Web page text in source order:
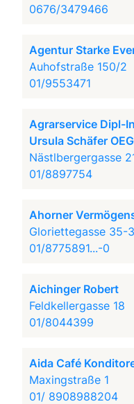
0676/3479466
Agentur Starke
Auhofstraße 150/2
01/9553471
Agrarservice Dipl-
Ursula Schäfer OEG
Nästlbergergasse
01/8897754
Ahorner
Gloriettegasse 35-
01/8775891...-0
Aichinger Robert
Feldkellergasse 18
01/8044399
Aida Café
Maxingstraße 1
01/ 8908988204